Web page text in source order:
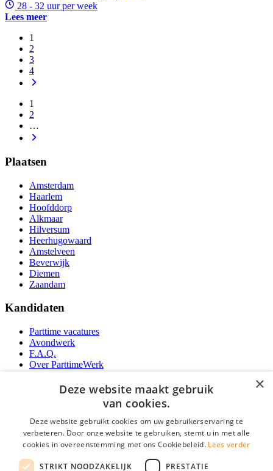
28 - 32 uur per week
Lees meer
1
2
3
4
1
2
…
Plaatsen
Amsterdam
Haarlem
Hoofddorp
Alkmaar
Hilversum
Heerhugowaard
Amstelveen
Beverwijk
Diemen
Zaandam
Kandidaten
Parttime vacatures
Avondwerk
F.A.Q.
Over ParttimeWerk
YoungCapital Android App
Parttime personeel
Vacature aanmelden
Partners
×
Deze website maakt gebruik
van cookies.
Deze website gebruikt cookies om uw gebruikerservaring te
verbeteren. Door onze website te gebruiken, stemt u in met alle
cookies in overeenstemming met ons Cookiebeleid. Lees verder
STRIKT NOODZAKELIJK PRESTATIE